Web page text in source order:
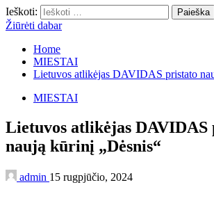
Ieškoti:
Žiūrėti dabar
Home
MIESTAI
Lietuvos atlikėjas DAVIDAS pristato
MIESTAI
Lietuvos atlikėjas DAVIDAS
naują kūrinį „Dėsnis“
admin 15 rugpjūčio, 2024